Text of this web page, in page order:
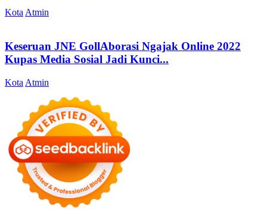
Kota Atmin
Keseruan JNE GollAborasi Ngajak Online 2022
Kupas Media Sosial Jadi Kunci...
Kota Atmin